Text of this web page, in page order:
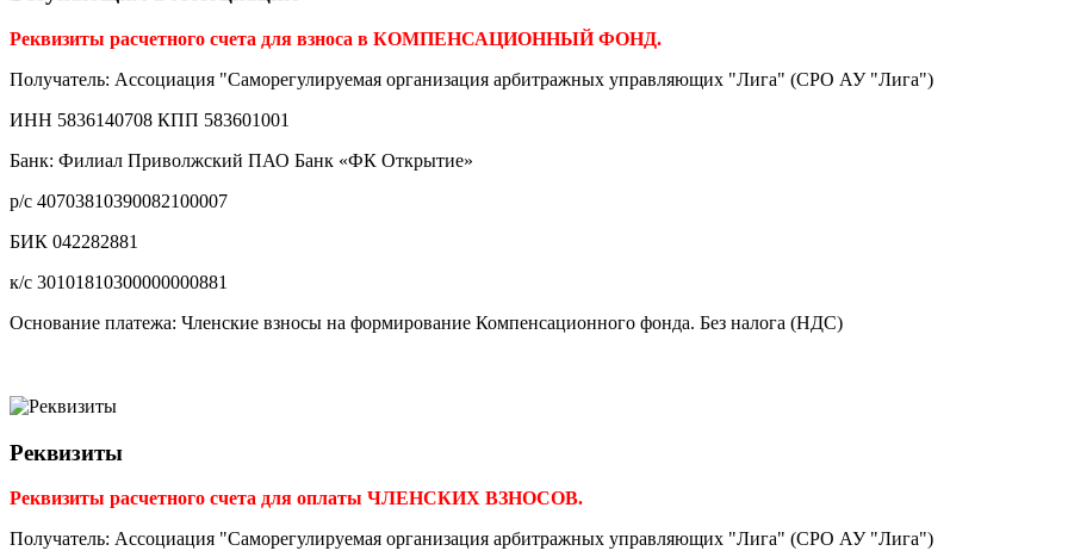
Реквизиты расчетного счета для взноса в КОМПЕНСАЦИОННЫЙ ФОНД.
Получатель: Ассоциация "Саморегулируемая организация арбитражных управляющих "Лига" (СРО АУ "Лига")
ИНН 5836140708 КПП 583601001
Банк: Филиал Приволжский ПАО Банк «ФК Открытие»
р/с 40703810390082100007
БИК 042282881
к/с 30101810300000000881
Основание платежа: Членские взносы на формирование Компенсационного фонда. Без налога (НДС)
Реквизиты
Реквизиты расчетного счета для оплаты ЧЛЕНСКИХ ВЗНОСОВ.
Получатель: Ассоциация "Саморегулируемая организация арбитражных управляющих "Лига" (СРО АУ "Лига")